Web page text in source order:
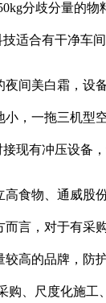
分歧分量的物
适合有干净车
美白霜，设备
，一拖三机
现有冲压设备
物、通威股份
言，对于有采
高的品牌，防
、尺度化施